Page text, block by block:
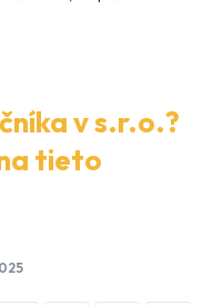
v s.r.o.?
tieto